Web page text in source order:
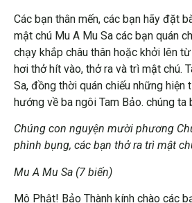
Các bạn thân mến, các bạn hãy đặt
mật chú Mu A Mu Sa các bạn quán
chạy khắp châu thân hoặc khởi lên
hơi thở hít vào, thở ra và trì mật chú.
Sa, đồng thời quán chiếu những
hướng về ba ngôi Tam Bảo. chúng
Chúng con nguyện mười phương
phình bụng, các bạn thở ra trì mật
Mu A Mu Sa (7 biến)
Mô Phật! Bảo Thành kính chào các